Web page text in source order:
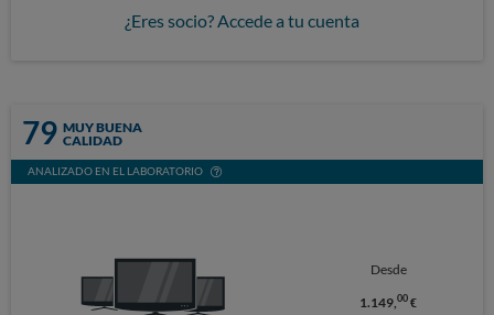
¿Eres socio? Accede a tu cuenta
79 MUY BUENA
CALIDAD
ANALIZADO EN EL LABORATORIO
Desde
1.149,00 €